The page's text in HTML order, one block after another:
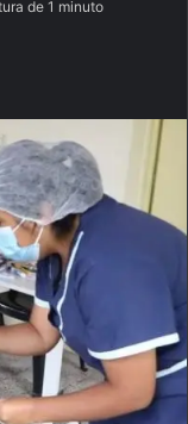
de 1 minuto